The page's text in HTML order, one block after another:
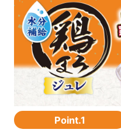
Point.1